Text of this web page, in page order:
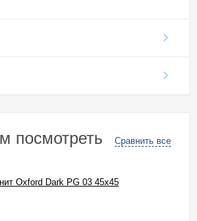
посмотреть Сравнить все
Oxford Dark PG 03 45x45